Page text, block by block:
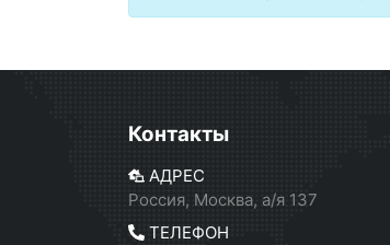
Контакты
АДРЕС
Россия, Москва, а/я 137
ТЕЛЕФОН